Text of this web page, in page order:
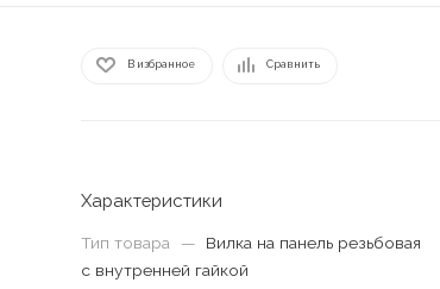
В избранное Сравнить
Характеристики
Тип товара —
Вилка на панель резьбовая
с внутренней гайкой